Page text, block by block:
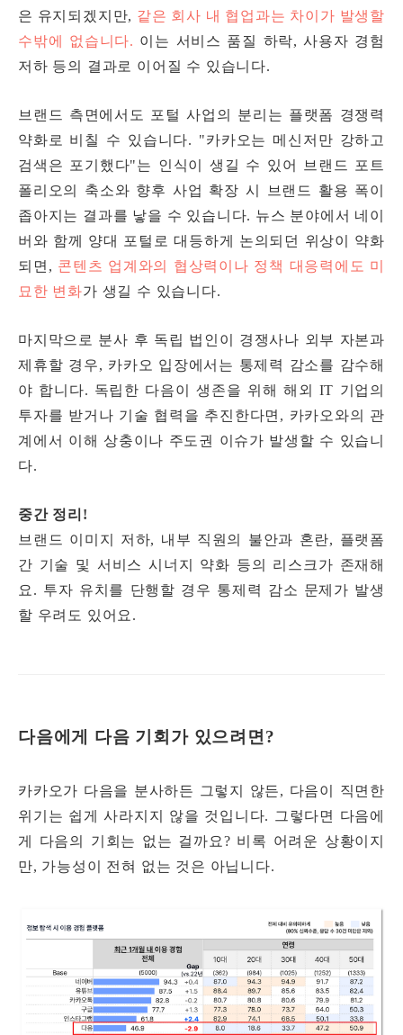
은 유지되겠지만, 같은 회사 내 협업과는 차이가 발생할
수밖에 없습니다. 이는 서비스 품질 하락, 사용자 경험
저하 등의 결과로 이어질 수 있습니다.
브랜드 측면에서도 포털 사업의 분리는 플랫폼 경쟁력
약화로 비칠 수 있습니다. "카카오는 메신저만 강하고
검색은 포기했다"는 인식이 생길 수 있어 브랜드 포트
폴리오의 축소와 향후 사업 확장 시 브랜드 활용 폭이
좁아지는 결과를 낳을 수 있습니다. 뉴스 분야에서 네이
버와 함께 양대 포털로 대등하게 논의되던 위상이 약화
되면, 콘텐츠 업계와의 협상력이나 정책 대응력에도 미
묘한 변화가 생길 수 있습니다.
마지막으로 분사 후 독립 법인이 경쟁사나 외부 자본과
제휴할 경우, 카카오 입장에서는 통제력 감소를 감수해
야 합니다. 독립한 다음이 생존을 위해 해외 IT 기업의
투자를 받거나 기술 협력을 추진한다면, 카카오와의 관
계에서 이해 상충이나 주도권 이슈가 발생할 수 있습니
다.
중간 정리!
브랜드 이미지 저하, 내부 직원의 불안과 혼란, 플랫폼
간 기술 및 서비스 시너지 약화 등의 리스크가 존재해
요. 투자 유치를 단행할 경우 통제력 감소 문제가 발생
할 우려도 있어요.
다음에게 다음 기회가 있으려면?
카카오가 다음을 분사하든 그렇지 않든, 다음이 직면한
위기는 쉽게 사라지지 않을 것입니다. 그렇다면 다음에
게 다음의 기회는 없는 걸까요? 비록 어려운 상황이지
만, 가능성이 전혀 없는 것은 아닙니다.